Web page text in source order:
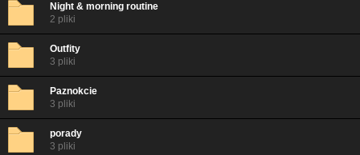
Night & morning routine
2 pliki
Outfity
3 pliki
Paznokcie
3 pliki
porady
3 pliki